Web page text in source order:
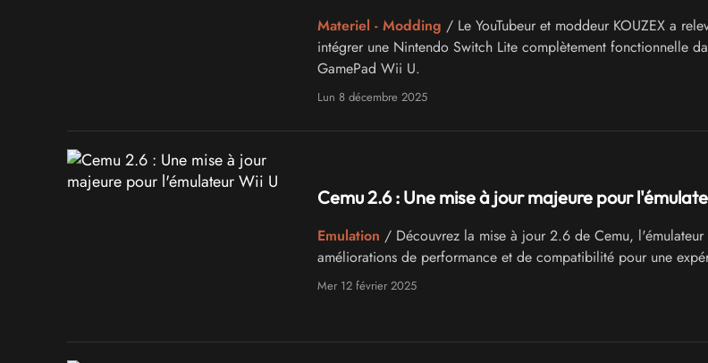
Materiel - Modding / Le YouTubeur et moddeur KOUZEX a
intégrer une Nintendo Switch Lite complètement fonctionnelle
GamePad Wii U.
Lun 8 décembre 2025
Cemu 2.6 : Une mise à jour majeure pour
Emulation / Découvrez la mise à jour 2.6 de Cemu,
améliorations de performance et de compatibilité pour une
Mer 12 février 2025